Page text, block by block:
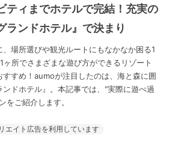
ティまでホテルで完結！充実の
ランドホテル』で決まり
場所選びや観光ルートにもなかなか困る1
所でさまざまな遊び方ができるリゾート
すめ！aumoが注目したのは、海と森に囲
ンドホテル』。本記事では、"実際に遊べ過
をご紹介します。
エイト広告を利用しています